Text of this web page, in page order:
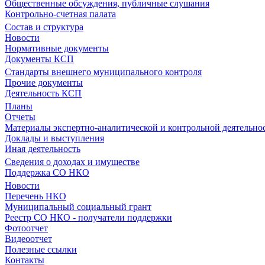
Общественные обсуждения, публичные слушания
Контрольно-счетная палата
Состав и структура
Новости
Нормативные документы
Документы КСП
Стандарты внешнего муниципального контроля
Прочие документы
Деятельность КСП
Планы
Отчеты
Материалы экспертно-аналитической и контрольной
Доклады и выступления
Иная деятельность
Сведения о доходах и имуществе
Поддержка СО НКО
Новости
Перечень НКО
Муниципальный социальный грант
Реестр СО НКО - получатели поддержки
Фотоотчет
Видеоотчет
Полезные ссылки
Контакты